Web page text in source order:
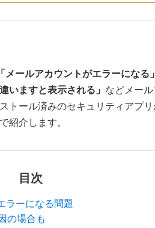
「メールアカウントがエラーになる」
いますと表示される」 などメー
トール済みのセキュリティアプ
紹介します。
目次
ラーになる問題
の場合も